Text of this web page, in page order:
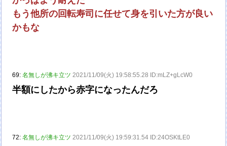
もう他所の回転寿司に任せて身を引いた方が良い
かもな
69:名無しが沸キ立ツ 2021/11/09(火) 19:58:55.28 ID:mLZ+gLcW0
半額にしたから赤字になったんだろ
72:名無しが沸キ立ツ 2021/11/09(火) 19:59:31.54 ID:24OSKtLE0